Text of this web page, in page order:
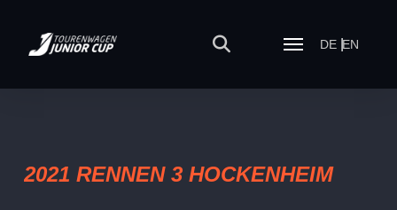
DE EN
2021 RENNEN 3 HOCKENHEIM